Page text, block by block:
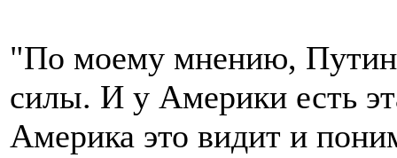
"По моему мнению, Путин
силы. И у Америки есть
Америка это видит и